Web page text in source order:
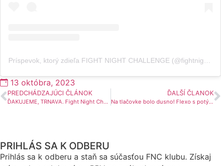
13 októbra, 2023
PREDCHÁDZAJÚCI ČLÁNOK
ĎAKUJEME, TRNAVA. Fight Night Challenge 4 sme vypredali a mierime do Bratislavy!
ĎALŠÍ ČLANOK
Na tlačovke bolo dusno! Flexo s potýčkou…
PRIHLÁS SA K ODBERU
Prihlás sa k odberu a staň sa súčasťou FNC klubu. Získaj